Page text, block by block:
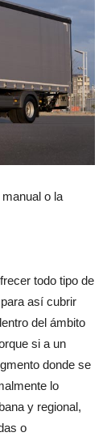
o la
todo tipo de
así cubrir
del ámbito
si a un
donde se
lo
y regional,
o